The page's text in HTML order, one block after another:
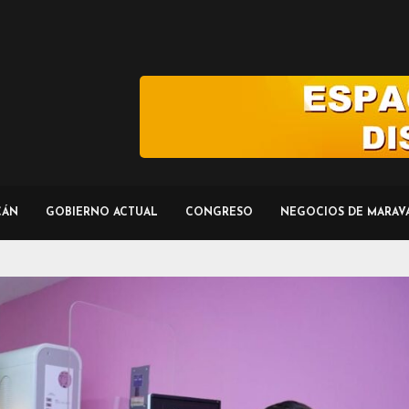
GOBIERNO ACTUAL CONGRESO NEGOCIOS DE